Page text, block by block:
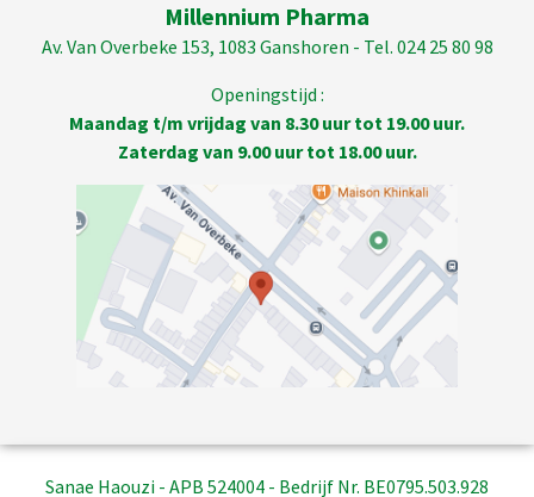
Millennium Pharma
Av. Van Overbeke 153, 1083 Ganshoren - Tel. 024 25 80 98
Openingstijd :
Maandag t/m vrijdag van 8.30 uur tot 19.00 uur.
Zaterdag van 9.00 uur tot 18.00 uur.
Sanae Haouzi - APB 524004 - Bedrijf Nr. BE0795.503.928